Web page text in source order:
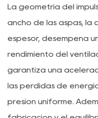
La geometría del
ancho de las aspas, la
espesor, desempeña
rendimiento del
garantiza una
las pérdidas de
presión uniforme.